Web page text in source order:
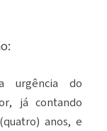
urgência do
já contando
anos, e